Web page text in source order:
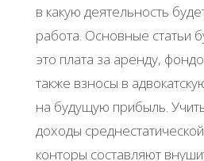
в какую деятельность
работа. Основные статьи
это плата за аренду,
также взносы в
на будущую прибыль.
доходы
конторы составляют